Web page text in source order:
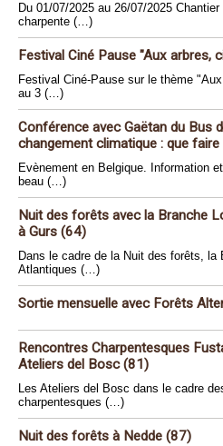
Du 01/07/2025 au 26/07/2025
charpente (…)
Festival Ciné Pause "Aux arbres,
Festival Ciné-Pause sur le thème
au 3 (…)
Conférence avec Gaëtan du Bus
changement climatique : que
Evènement en Belgique. Information
beau (…)
Nuit des forêts avec la Branche
à Gurs (64)
Dans le cadre de la Nuit des forêts, la
Atlantiques (…)
Sortie mensuelle avec Forêts
Rencontres Charpentesques
Ateliers del Bosc (81)
Les Ateliers del Bosc dans le cadre
charpentesques (…)
Nuit des forêts à Nedde (87)